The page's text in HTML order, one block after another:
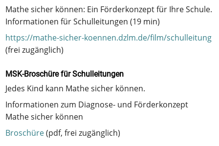
Mathe sicher können: Ein Förderkonzept für Ihre Schule.
Informationen für Schulleitungen (19 min)
https://mathe-sicher-koennen.dzlm.de/film/schulleitung
(frei zugänglich)
MSK-Broschüre für Schulleitungen
Jedes Kind kann Mathe sicher können.
Informationen zum Diagnose- und Förderkonzept
Mathe sicher können
Broschüre(pdf, frei zugänglich)